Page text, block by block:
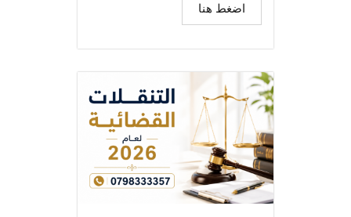
اضغط هنا